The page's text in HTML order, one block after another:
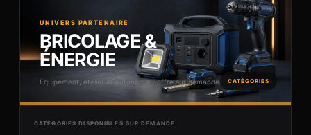
UNIVERS PARTENAIRE
BRICOLAGE &
ÉNERGIE
Équipement, atelier et autonomie · offre sur demande CATÉGORIES
CATÉGORIES DISPONIBLES SUR DEMANDE